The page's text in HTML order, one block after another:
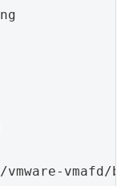
vmafd/